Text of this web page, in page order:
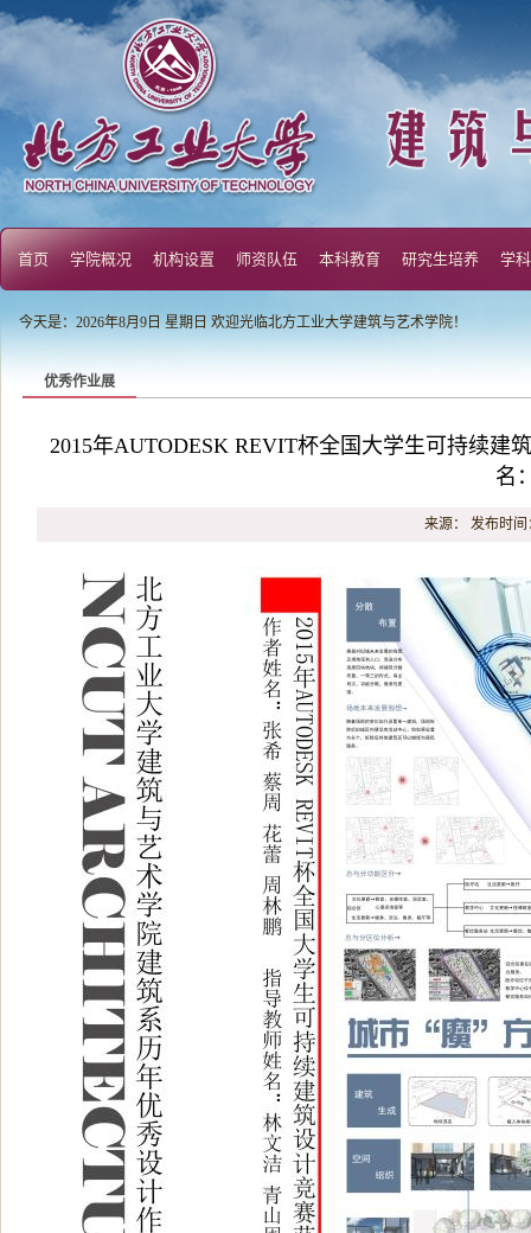
首页 学院概况 机构设置 师资队伍 本科教育 研究生培养 学
今天是：2026年8月9日 星期日 欢迎光临北方工业大学建筑与艺术学院！
优秀作业展
2015年AUTODESK REVIT杯全国大学生可持续建
名
来源： 发布时间